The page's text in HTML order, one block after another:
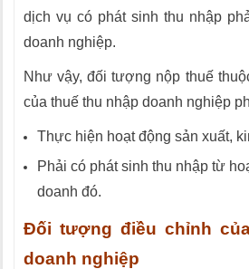
dịch vụ có phát sinh thu nhập
doanh nghiệp.
Như vậy, đối tượng nộp thuế
của thuế thu nhập doanh nghiệp
Thực hiện hoạt động sản xuất,
Phải có phát sinh thu nhập từ
doanh đó.
Ðối tượng điều chỉnh
doanh nghiệp